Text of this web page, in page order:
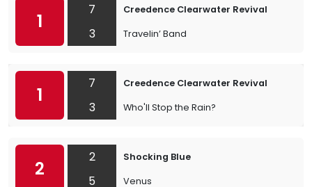
1
7
3
Creedence Clearwater Revival
Travelin’ Band
1
7
3
Creedence Clearwater Revival
Who'll Stop the Rain?
2
2
5
Shocking Blue
Venus